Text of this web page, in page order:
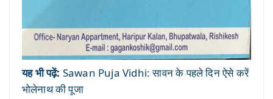
यह भी पढ़ें: Sawan Puja Vidhi: सावन के पहले दिन ऐसे करें
भोलेनाथ की पूजा